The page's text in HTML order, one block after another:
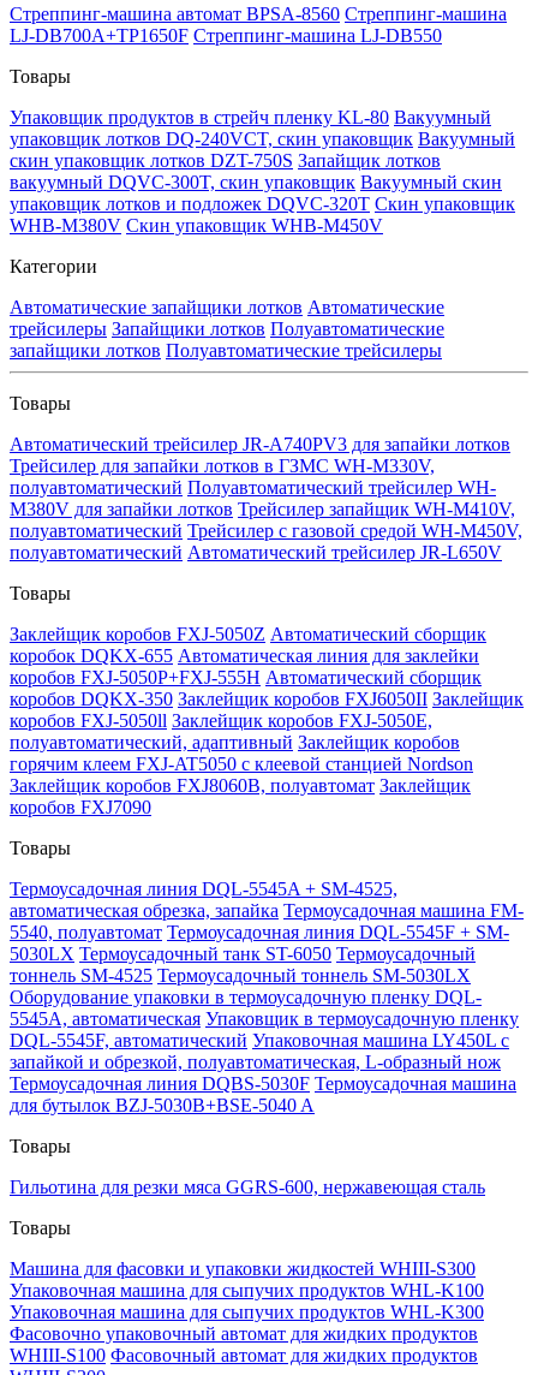
Стреппинг-машина автомат BPSA-8560 Стреппинг-машина
LJ-DB700A+TP1650F Стреппинг-машина LJ-DB550
Товары
Упаковщик продуктов в стрейч пленку KL-80 Вакуумный
упаковщик лотков DQ-240VCT, скин упаковщик Вакуумный
скин упаковщик лотков DZT-750S Запайщик лотков
вакуумный DQVC-300T, скин упаковщик Вакуумный скин
упаковщик лотков и подложек DQVC-320T Скин упаковщик
WHB-M380V Скин упаковщик WHB-M450V
Категории
Автоматические запайщики лотков Автоматические
трейсилеры Запайщики лотков Полуавтоматические
запайщики лотков Полуавтоматические трейсилеры
Товары
Автоматический трейсилер JR-A740PV3 для запайки лотков
Трейсилер для запайки лотков в ГЗМС WH-M330V,
полуавтоматический Полуавтоматический трейсилер WH-
M380V для запайки лотков Трейсилер запайщик WH-M410V,
полуавтоматический Трейсилер с газовой средой WH-M450V,
полуавтоматический Автоматический трейсилер JR-L650V
Товары
Заклейщик коробов FXJ-5050Z Автоматический сборщик
коробок DQKX-655 Автоматическая линия для заклейки
коробов FXJ-5050P+FXJ-555H Автоматический сборщик
коробов DQKX-350 Заклейщик коробов FXJ6050II Заклейщик
коробов FXJ-5050ll Заклейщик коробов FXJ-5050E,
полуавтоматический, адаптивный Заклейщик коробов
горячим клеем FXJ-AT5050 с клеевой станцией Nordson
Заклейщик коробов FXJ8060B, полуавтомат Заклейщик
коробов FXJ7090
Товары
Термоусадочная линия DQL-5545A + SM-4525,
автоматическая обрезка, запайка Термоусадочная машина FM-
5540, полуавтомат Термоусадочная линия DQL-5545F + SM-
5030LX Термоусадочный танк ST-6050 Термоусадочный
тоннель SM-4525 Термоусадочный тоннель SM-5030LX
Оборудование упаковки в термоусадочную пленку DQL-
5545A, автоматическая Упаковщик в термоусадочную пленку
DQL-5545F, автоматический Упаковочная машина LY450L с
запайкой и обрезкой, полуавтоматическая, L-образный нож
Термоусадочная линия DQBS-5030F Термоусадочная машина
для бутылок BZJ-5030B+BSE-5040 A
Товары
Гильотина для резки мяса GGRS-600, нержавеющая сталь
Товары
Машина для фасовки и упаковки жидкостей WHIII-S300
Упаковочная машина для сыпучих продуктов WHL-K100
Упаковочная машина для сыпучих продуктов WHL-K300
Фасовочно упаковочный автомат для жидких продуктов
WHIII-S100 Фасовочный автомат для жидких продуктов